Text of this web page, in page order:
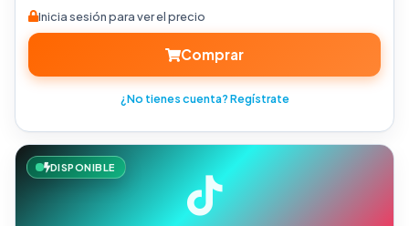
Inicia sesión para ver el precio
Comprar
¿No tienes cuenta? Regístrate
DISPONIBLE